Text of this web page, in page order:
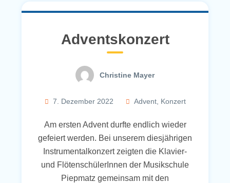
Adventskonzert
Christine Mayer
7. Dezember 2022 Advent, Konzert
Am ersten Advent durfte endlich wieder
gefeiert werden. Bei unserem diesjährigen
Instrumentalkonzert zeigten die Klavier-
und FlötenschülerInnen der Musikschule
Piepmatz gemeinsam mit den